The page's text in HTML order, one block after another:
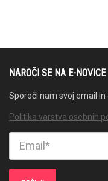
NAROČI SE NA E-NOVICE
Sporoči nam svoj email
Politika varstva osebnih